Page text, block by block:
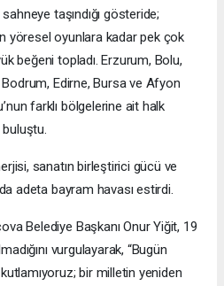
taşındığı gösteride;
yöresel oyunlara kadar pek çok
beğeni topladı. Erzurum, Bolu,
Bodrum, Edirne, Bursa ve Afyon
farklı bölgelerine ait halk
buluştu.
sanatın birleştirici gücü ve
adeta bayram havası estirdi.
Belediye Başkanı Onur Yiğit, 19
vurgulayarak, “Bugün
bir milletin yeniden